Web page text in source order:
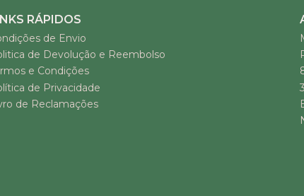
RÁPIDOS
de Envio
de Devolução e Reembolso
e Condições
de Privacidade
de Reclamações